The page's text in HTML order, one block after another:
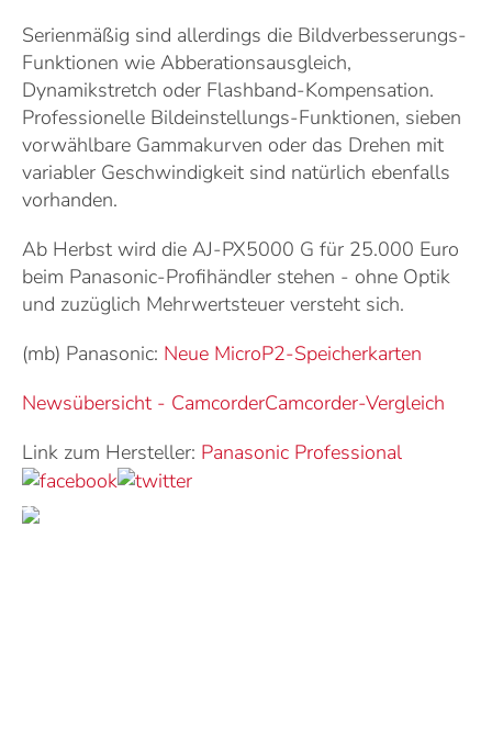
Serienmäßig sind allerdings die Bildverbesserungs-
Funktionen wie Abberationsausgleich,
Dynamikstretch oder Flashband-Kompensation.
Professionelle Bildeinstellungs-Funktionen, sieben
vorwählbare Gammakurven oder das Drehen mit
variabler Geschwindigkeit sind natürlich ebenfalls
vorhanden.
Ab Herbst wird die AJ-PX5000 G für 25.000 Euro
beim Panasonic-Profihändler stehen - ohne Optik
und zuzüglich Mehrwertsteuer versteht sich.
(mb) Panasonic: Neue MicroP2-Speicherkarten
Newsübersicht - CamcorderCamcorder-Vergleich
Link zum Hersteller: Panasonic Professional